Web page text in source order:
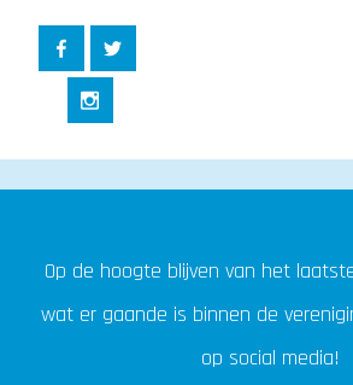
Op de hoogte blijven van het
wat er gaande is binnen de
op social media!